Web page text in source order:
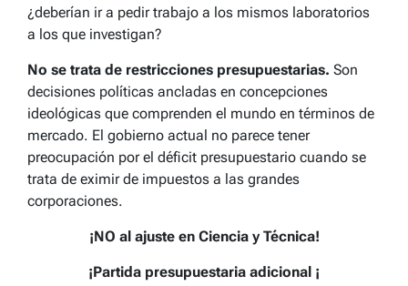
¿deberían ir a pedir trabajo a los mismos laboratorios
a los que investigan?
No se trata de restricciones presupuestarias. Son
decisiones políticas ancladas en concepciones
ideológicas que comprenden el mundo en términos de
mercado. El gobierno actual no parece tener
preocupación por el déficit presupuestario cuando se
trata de eximir de impuestos a las grandes
corporaciones.
¡NO al ajuste en Ciencia y Técnica!
¡Partida presupuestaria adicional ¡